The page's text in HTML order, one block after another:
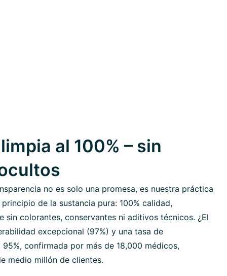
al 100% – sin
no es solo una promesa, es nuestra práctica
de la sustancia pura: 100% calidad,
sin colorantes, conservantes ni aditivos técnicos. ¿El
excepcional (97%) y una tasa de
confirmada por más de 18,000 médicos,
medio millón de clientes.